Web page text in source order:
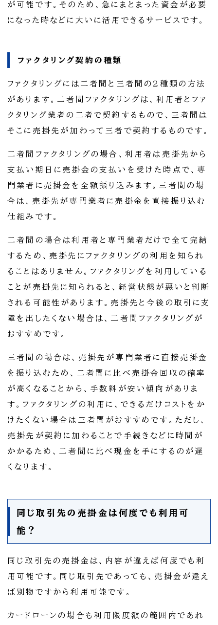
が可能です。そのため、急にまとまった資金が必要
になった時などに大いに活用できるサービスです。
ファクタリング契約の種類
ファクタリングには二者間と三者間の2種類の方法
があります。二者間ファクタリングは、利用者とファ
クタリング業者の二者で契約するもので、三者間は
そこに売掛先が加わって三者で契約するものです。
二者間ファクタリングの場合、利用者は売掛先から
支払い期日に売掛金の支払いを受けた時点で、専
門業者に売掛金を全額振り込みます。三者間の場
合は、売掛先が専門業者に売掛金を直接振り込む
仕組みです。
二者間の場合は利用者と専門業者だけで全て完結
するため、売掛先にファクタリングの利用を知られ
ることはありません。ファクタリングを利用している
ことが売掛先に知られると、経営状態が悪いと判断
される可能性があります。売掛先と今後の取引に支
障を出したくない場合は、二者間ファクタリングが
おすすめです。
三者間の場合は、売掛先が専門業者に直接売掛金
を振り込むため、二者間に比べ売掛金回収の確率
が高くなることから、手数料が安い傾向がありま
す。ファクタリングの利用に、できるだけコストをか
けたくない場合は三者間がおすすめです。ただし、
売掛先が契約に加わることで手続きなどに時間が
かかるため、二者間に比べ現金を手にするのが遅
くなります。
同じ取引先の売掛金は何度でも利用可
能？
同じ取引先の売掛金は、内容が違えば何度でも利
用可能です。同じ取引先であっても、売掛金が違え
ば別物ですから利用可能です。
カードローンの場合も利用限度額の範囲内であれ